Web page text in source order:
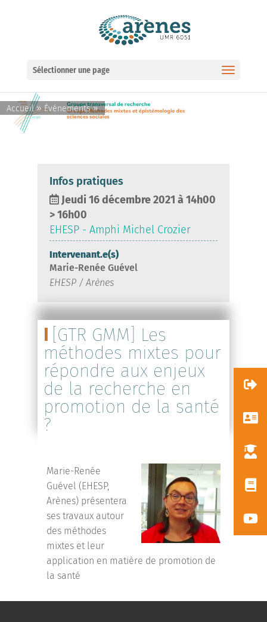
Sélectionner une page
Accueil»Événements»
Infos pratiques
Jeudi 16 décembre 2021 à 14h00
>16h00
EHESP - Amphi Michel Crozier
Intervenant.e(s)
Marie-Renée Guével
EHESP / Arènes
[GTR GMM] Les
méthodes mixtes pour
répondre aux enjeux
de la recherche en
promotion de la santé
?
Marie-Renée
Guével (EHESP,
Arènes) présentera
ses travaux autour
des méthodes
mixtes et leur
application en matière de promotion de
la santé